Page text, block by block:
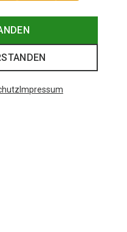
Impressum